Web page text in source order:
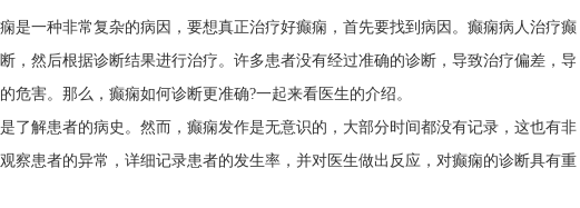
是一种非常复杂的病因，要想真正治疗好癫痫，首先要找到病因。癫痫病人治疗癫
，然后根据诊断结果进行治疗。许多患者没有经过准确的诊断，导致治疗偏差，导
危害。那么，癫痫如何诊断更准确?一起来看医生的介绍。
了解患者的病史。然而，癫痫发作是无意识的，大部分时间都没有记录，这也有非
察患者的异常，详细记录患者的发生率，并对医生做出反应，对癫痫的诊断具有重